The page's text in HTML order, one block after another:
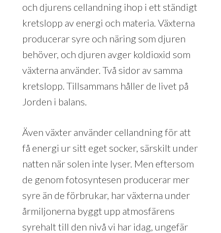
och djurens cellandning ihop i ett ständigt
kretslopp av energi och materia. Växterna
producerar syre och näring som djuren
behöver, och djuren avger koldioxid som
växterna använder. Två sidor av samma
kretslopp. Tillsammans håller de livet på
Jorden i balans.
Även växter använder cellandning för att
få energi ur sitt eget socker, särskilt under
natten när solen inte lyser. Men eftersom
de genom fotosyntesen producerar mer
syre än de förbrukar, har växterna under
årmiljonerna byggt upp atmosfärens
syrehalt till den nivå vi har idag, ungefär